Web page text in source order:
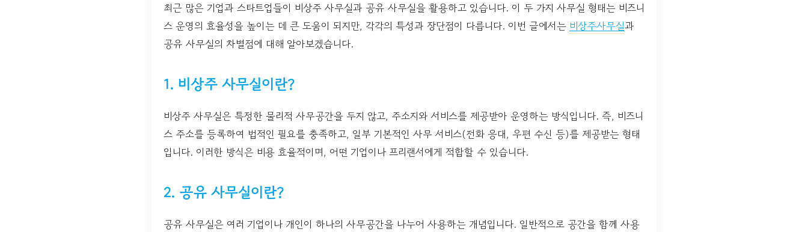
최근 많은 기업과 스타트업들이 비상주 사무실과 공유 사무실을 활용하고 있습니다. 이 두 가지 사무실 형태는 비즈니
스 운영의 효율성을 높이는 데 큰 도움이 되지만, 각각의 특성과 장단점이 다릅니다. 이번 글에서는 비상주사무실과
공유 사무실의 차별점에 대해 알아보겠습니다.
1. 비상주 사무실이란?
비상주 사무실은 특정한 물리적 사무공간을 두지 않고, 주소지와 서비스를 제공받아 운영하는 방식입니다. 즉, 비즈니
스 주소를 등록하여 법적인 필요를 충족하고, 일부 기본적인 사무 서비스(전화 응대, 우편 수신 등)를 제공받는 형태
입니다. 이러한 방식은 비용 효율적이며, 어떤 기업이나 프리랜서에게 적합할 수 있습니다.
2. 공유 사무실이란?
공유 사무실은 여러 기업이나 개인이 하나의 사무공간을 나누어 사용하는 개념입니다. 일반적으로 공간을 함께 사용